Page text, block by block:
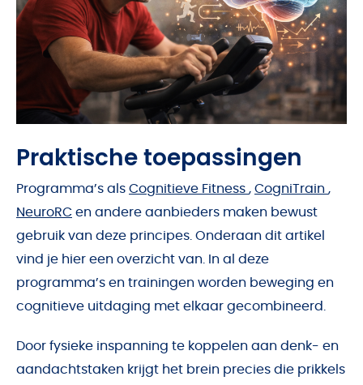
Praktische toepassingen
Programma’s als Cognitieve Fitness , CogniTrain ,
NeuroRC en andere aanbieders maken bewust
gebruik van deze principes. Onderaan dit artikel
vind je hier een overzicht van. In al deze
programma’s en trainingen worden beweging en
cognitieve uitdaging met elkaar gecombineerd.
Door fysieke inspanning te koppelen aan denk- en
aandachtstaken krijgt het brein precies die prikkels